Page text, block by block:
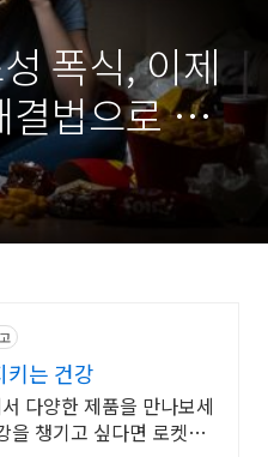
폭식, 이제
법으로 건
키는 건강
다양한 제품을 만나보세
을 챙기고 싶다면 로켓배